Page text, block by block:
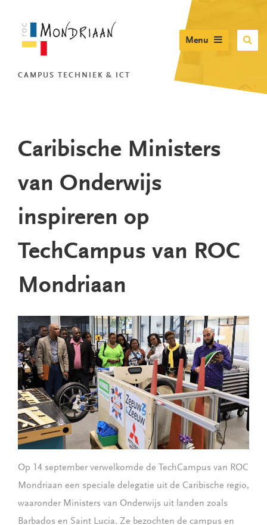
CAMPUS TECHNIEK & ICT
Menu
Caribische Ministers
van Onderwijs
inspireren op
TechCampus van ROC
Mondriaan
Op 14 september verwelkomde de TechCampus van ROC
Mondriaan een speciale delegatie uit de Caribische regio,
waaronder Ministers van Onderwijs uit landen zoals
Barbados en Saint Lucia. Ze bezochten de campus en